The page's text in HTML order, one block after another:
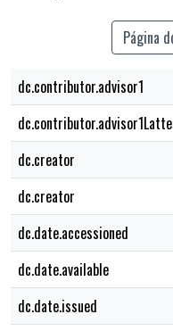
Página
dc.contributor.advisor1
dc.creator
dc.creator
dc.date.accessioned
dc.date.available
dc.date.issued